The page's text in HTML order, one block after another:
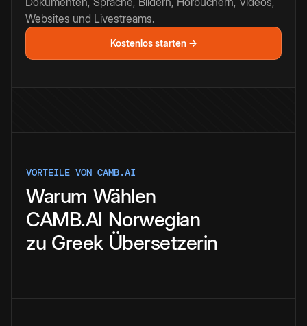
Websites und Livestreams.
Kostenlos starten →
VORTEILE VON CAMB.AI
Warum Wählen
CAMB.AI Norwegian
zu Greek Übersetzerin